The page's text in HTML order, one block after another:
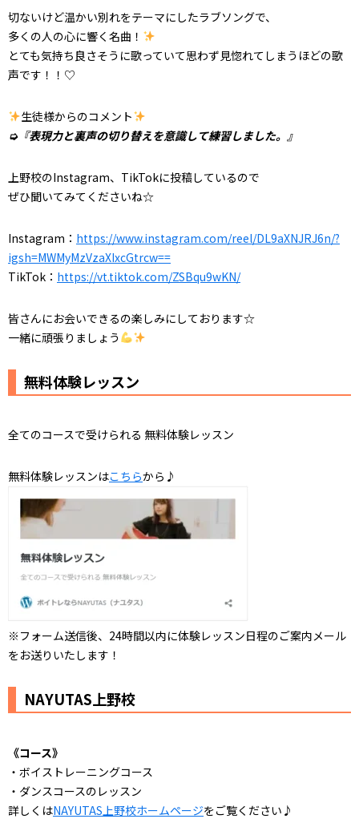
切ないけど温かい別れをテーマにしたラブソングで、
多くの人の心に響く名曲！
とても気持ち良さそうに歌っていて思わず見惚れてしまうほどの歌
声です！！♡
生徒様からのコメント
➭『表現力と裏声の切り替えを意識して練習しました。 』
上野校のInstagram、TikTokに投稿しているので
ぜひ聞いてみてくださいね☆
Instagram： https://www.instagram.com/reel/DL9aXNJRJ6n/?
igsh=MWMyMzVzaXIxcGtrcw==
TikTok： https://vt.tiktok.com/ZSBqu9wKN/
皆さんにお会いできるの楽しみにしております☆
一緒に頑張りましょう
無料体験レッスン
全てのコースで受けられる 無料体験レッスン
無料体験レッスンはこちらから♪
※フォーム送信後、24時間以内に体験レッスン日程のご案内メール
をお送りいたします！
NAYUTAS上野校
《コース》
・ボイストレーニングコース
・ダンスコースのレッスン
詳しくはNAYUTAS上野校ホームページをご覧ください♪